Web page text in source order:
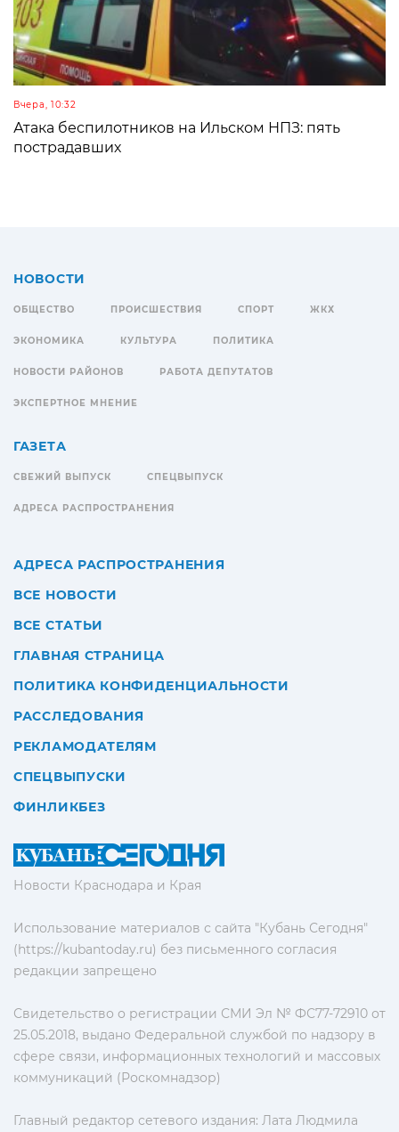
Вчера, 10:32
Атака беспилотников на Ильском НПЗ: пять
пострадавших
Новости Краснодара и Края
Использование материалов с сайта "Кубань Сегодня"
(https://kubantoday.ru) без письменного согласия
редакции запрещено
Свидетельство о регистрации СМИ Эл № ФС77-72910 от
25.05.2018, выдано Федеральной службой по надзору в
сфере связи, информационных технологий и массовых
коммуникаций (Роскомнадзор)
Главный редактор сетевого издания: Лата Людмила
НОВОСТИ
ОБЩЕСТВО ПРОИСШЕСТВИЯ СПОРТ ЖКХ
ЭКОНОМИКА КУЛЬТУРА ПОЛИТИКА
НОВОСТИ РАЙОНОВ РАБОТА ДЕПУТАТОВ
ЭКСПЕРТНОЕ МНЕНИЕ
ГАЗЕТА
СВЕЖИЙ ВЫПУСК СПЕЦВЫПУСК
АДРЕСА РАСПРОСТРАНЕНИЯ
АДРЕСА РАСПРОСТРАНЕНИЯ
ВСЕ НОВОСТИ
ВСЕ СТАТЬИ
ГЛАВНАЯ СТРАНИЦА
ПОЛИТИКА КОНФИДЕНЦИАЛЬНОСТИ
РАССЛЕДОВАНИЯ
РЕКЛАМОДАТЕЛЯМ
СПЕЦВЫПУСКИ
ФИНЛИКБЕЗ